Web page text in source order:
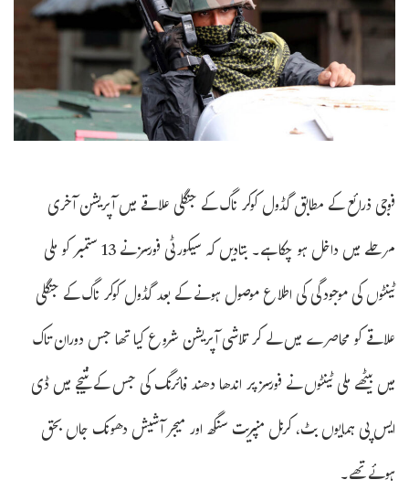
فوجی ذرائع کے مطابق گڈول کوکر ناگ کے جنگلی علاقے میں آپریشن آخری
مرحلے میں داخل ہو چکا ہے۔ بتادیں کہ سیکورٹی فورسز نے 13 ستمبر کو ملی
ٹینٹوں کی موجودگی کی اطلاع موصول ہونے کے بعد گڈول کوکر ناگ کے جنگلی
علاقے کو محاصرے میں لے کر تلاشی آپریشن شروع کیا تھا جس دوران تاک
میں بیٹھے ملی ٹینٹوں نے فورسز پر اندھا دھند فائرنگ کی جس کے نتیجے میں ڈی
ایس پی ہمایوں بٹ، کرنل منپریت سنگھ اور میجر آشیش دھونک جاں بحق
ہوئے تھے۔